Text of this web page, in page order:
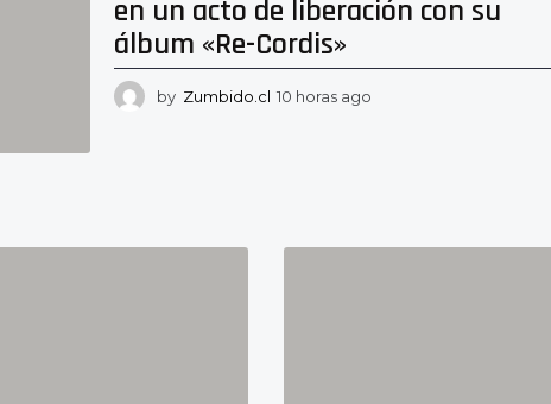
o
en un acto de liberación con su
álbum «Re-Cordis»
by Zumbido.cl 10 horas ago